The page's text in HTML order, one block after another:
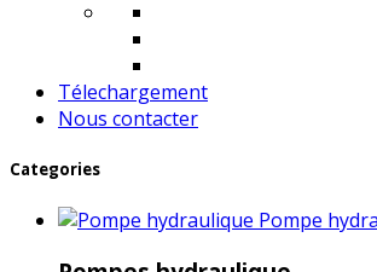
Télechargement
Nous contacter
Categories
Pompe